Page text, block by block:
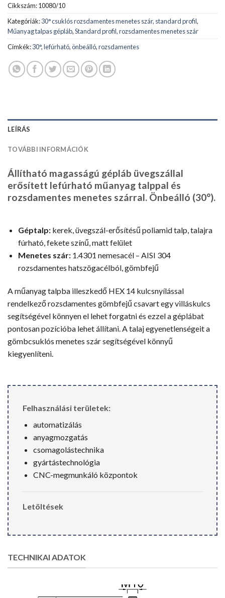
Cikkszám:10080/10
Kategóriák:30° csuklós rozsdamentes menetes szár, standard profil,
Műanyag talpas gépláb,Standard profil, rozsdamentes menetes szár
Címkék:30°,lefúrható,önbeálló,rozsdamentes
LEÍRÁS
TOVÁBBI INFORMÁCIÓK
Állítható magasságú gépláb üvegszállal
erősített lefúrható műanyag talppal és
rozsdamentes menetes szárral. Önbeálló (30°).
Géptalp:kerek, üvegszál-erősítésű poliamid talp, talajra
fúrható, fekete színű, matt felület
Menetes szár:1.4301 nemesacél – AISI 304
rozsdamentes hatszögacélból, gömbfejű
A műanyag talpba illeszkedő HEX 14 kulcsnyílással
rendelkező rozsdamentes gömbfejű csavart egy villáskulcs
segítségével könnyen el lehet forgatni és ezzel a géplábat
pontosan pozícióba lehet állítani. A talaj egyenetlenségeit a
gömbcsuklós menetes szár segítségével könnyű
kiegyenlíteni.
Felhasználási területek:
automatizálás
anyagmozgatás
csomagolástechnika
gyártástechnológia
CNC-megmunkáló központok
Letöltések
TECHNIKAI ADATOK